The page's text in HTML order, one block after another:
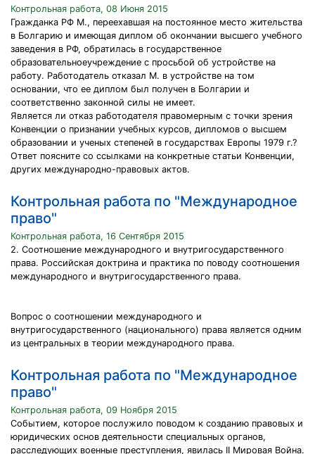
Контрольная работа, 08 Июня 2015
Гражданка РФ М., переехавшая на постоянное место жительства
в Болгарию и имеющая диплом об окончании высшего учебного
заведения в РФ, обратилась в государственное
образовательноеучреждение с просьбой об устройстве на
работу. Работодатель отказал М. в устройстве на том
основании, что ее диплом был получен в Болгарии и
соответственно законной силы не имеет.
Является ли отказ работодателя правомерным с точки зрения
Конвенции о признании учебных курсов, дипломов о высшем
образовании и ученых степеней в государствах Европы 1979 г.?
Ответ поясните со ссылками на конкретные статьи Конвенции,
других международно-правовых актов.
Контрольная работа по "Международное
право"
Контрольная работа, 16 Сентября 2015
2. Соотношение международного и внутригосударственного
права. Российская доктрина и практика по поводу соотношения
международного и внутригосударственного права.
Вопрос о соотношении международного и
внутригосударственного (национального) права является одним
из центральных в теории международного права.
Контрольная работа по "Международное
право"
Контрольная работа, 09 Ноября 2015
Событием, которое послужило поводом к созданию правовых и
юридических основ деятельности специальных органов,
расследующих военные преступления, явилась II Мировая Война.